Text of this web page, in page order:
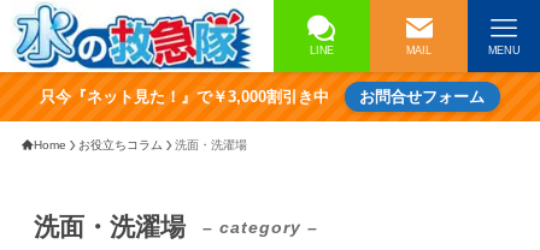
LINE MAIL MENU
只今『ネット見た！』で￥3,000割引き中 お問合せフォーム
Home お役立ちコラム 洗面・洗濯場
洗面・洗濯場 – category –